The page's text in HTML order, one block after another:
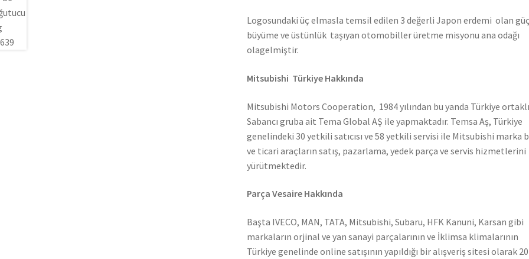
Logosundaki üç elmasla temsil edilen 3 değerli Japon erdemi olan
büyüme ve üstünlük taşıyan otomobiller üretme misyonu ana odağı
olagelmiştir.
Mitsubishi Türkiye Hakkında
Mitsubishi Motors Cooperation, 1984 yılından bu yanda Türkiye
Sabancı gruba ait Tema Global AŞ ile yapmaktadır. Temsa Aş, Türkiye
genelindeki 30 yetkili satıcısı ve 58 yetkili servisi ile Mitsubishi marka
ve ticari araçların satış, pazarlama, yedek parça ve servis hizmetlerini
yürütmektedir.
Parça Vesaire Hakkında
Başta IVECO, MAN, TATA, Mitsubishi, Subaru, HFK Kanuni, Karsan gibi
markaların orjinal ve yan sanayi parçalarının ve İklimsa klimalarının
Türkiye genelinde online satışının yapıldığı bir alışveriş sitesi olarak